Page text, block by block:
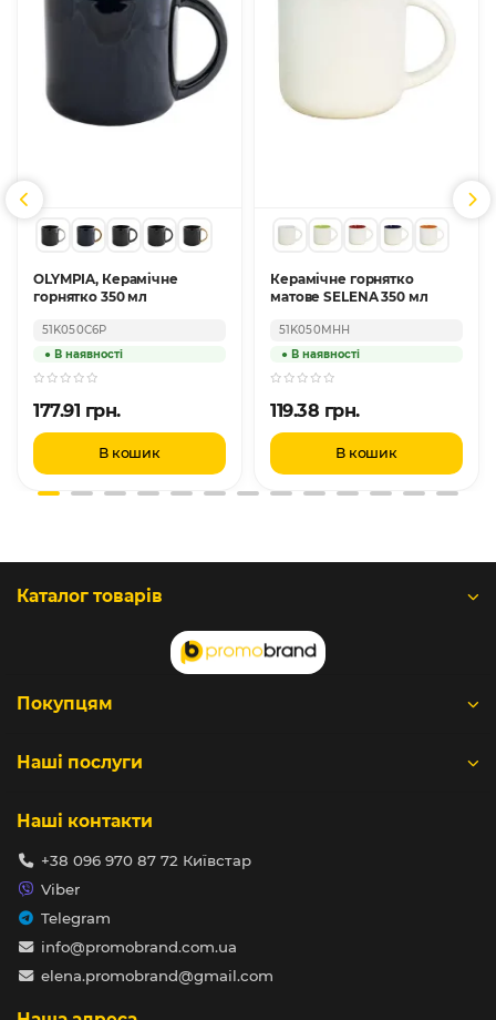
OLYMPIA, Керамічне
горнятко 350 мл
51K050C6P
177.91 грн.
В кошик
Керамічне горнятко
матове SELENA 350 мл
51K050MHH
119.38 грн.
В кошик
Каталог товарів
Покупцям
Наші послуги
Наші контакти
+38 096 970 87 72 Київстар
Viber
Telegram
info@promobrand.com.ua
elena.promobrand@gmail.com